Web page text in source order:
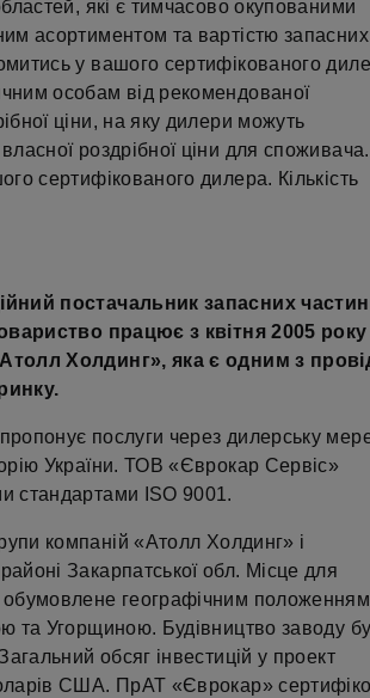
які є тимчасово окупованими
асортиментом та вартістю запасних
у вашого сертифікованого
особам від рекомендованої
ціни, на яку дилери можуть
роздрібної ціни для споживача.
сертифікованого дилера. Кількість
постачальник запасних частин
працює з квітня 2005 року
Холдинг», яка є одним з
послуги через дилерську
України. ТОВ «Єврокар Сервіс»
стандартами ISO 9001.
компаній «Атолл Холдинг» і
Закарпатської обл. Місце для
обумовлене географічним
та Угорщиною. Будівництво заводу
обсяг інвестицій у проект
США. ПрАТ «Єврокар»